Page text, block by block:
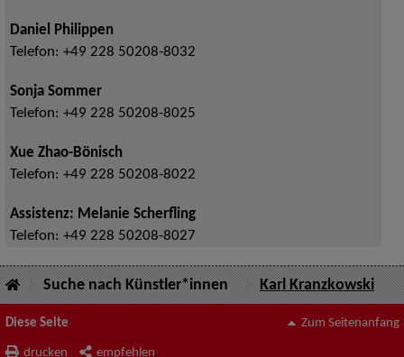
Daniel Philippen
Telefon: +49 228 50208-8032
Sonja Sommer
Telefon: +49 228 50208-8025
Xue Zhao-Bönisch
Telefon: +49 228 50208-8022
Assistenz: Melanie Scherfling
Telefon: +49 228 50208-8027
Suche nach Künstler*innen Karl Kranzkowski
Diese Seite
drucken empfehlen
Zum Seitenanfang